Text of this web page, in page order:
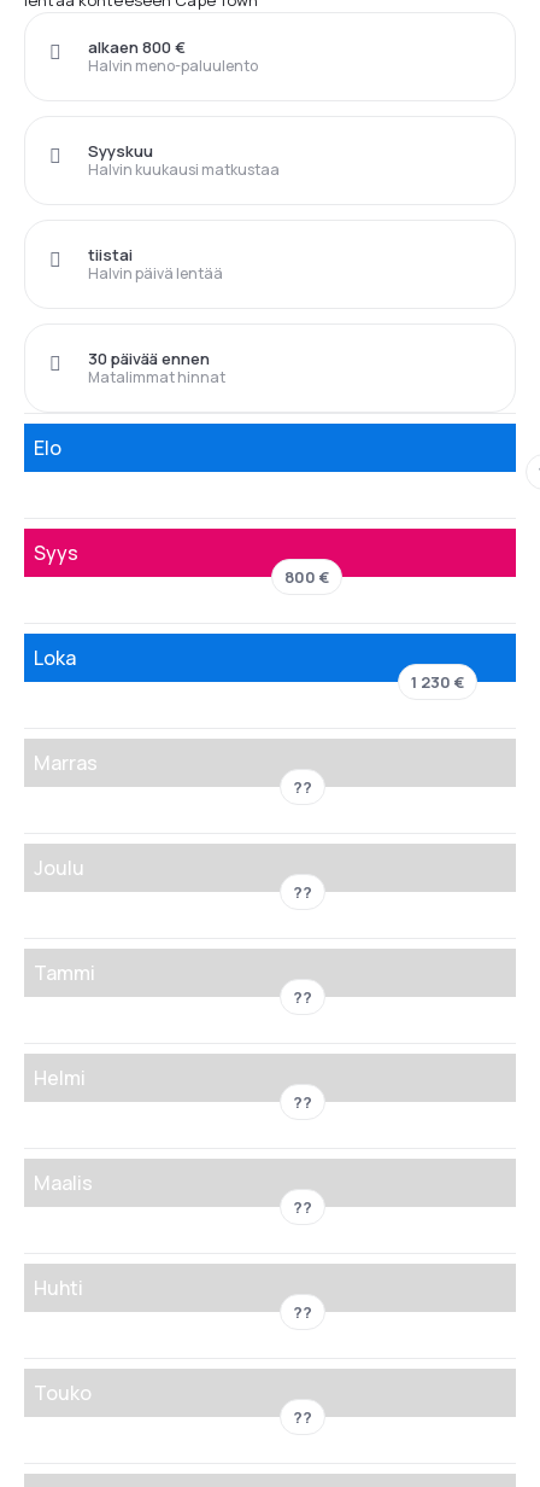
Halvin meno-paluulento
alkaen 800 €
Halvin kuukausi matkustaa
Syyskuu
Halvin päivä lentää
tiistai
Matalimmat hinnat
30 päivää ennen
Elo
Syys
800 €
Loka
1 230 €
Marras
??
Joulu
??
Tammi
??
Helmi
??
Maalis
??
Huhti
??
Touko
??